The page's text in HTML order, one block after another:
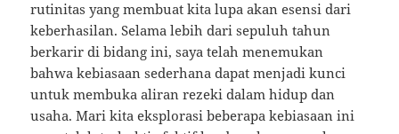
rutinitas yang membuat kita lupa akan esensi dari
keberhasilan. Selama lebih dari sepuluh tahun
berkarir di bidang ini, saya telah menemukan
bahwa kebiasaan sederhana dapat menjadi kunci
untuk membuka aliran rezeki dalam hidup dan
usaha. Mari kita eksplorasi beberapa kebiasaan ini